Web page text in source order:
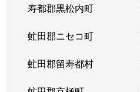
寿都郡黒松内町
虻田郡ニセコ町
虻田郡留寿都村